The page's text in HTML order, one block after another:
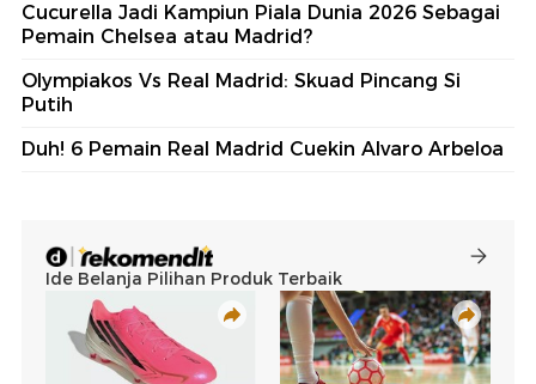
Cucurella Jadi Kampiun Piala Dunia 2026 Sebagai
Pemain Chelsea atau Madrid?
Olympiakos Vs Real Madrid: Skuad Pincang Si
Putih
Duh! 6 Pemain Real Madrid Cuekin Alvaro Arbeloa